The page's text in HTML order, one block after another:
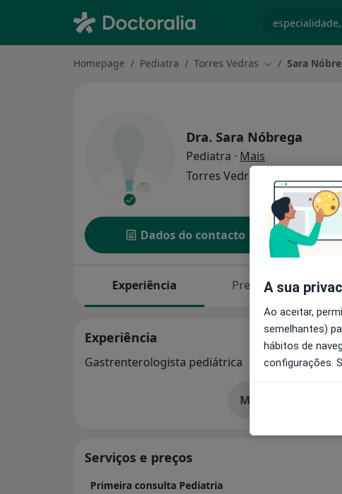
Homepage Pediatra Torres Vedras Mudar de
Sara
Dra. Sara Nóbrega
Pediatra · Mais
Torres Vedras
Dados do contacto
Experiência Preços
Experiência
Gastrenterologista pediátrica
Mostrar mais
Serviços e preços
Primeira consulta Pediatria
A sua
Ao aceitar,
semelhantes)
hábitos de
configurações.